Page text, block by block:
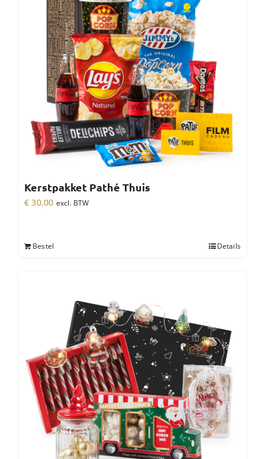
Kerstpakket Pathé Thuis
€ 30,00 excl. BTW
Bestel Details